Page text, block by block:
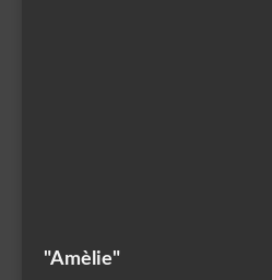
"Amèlie"